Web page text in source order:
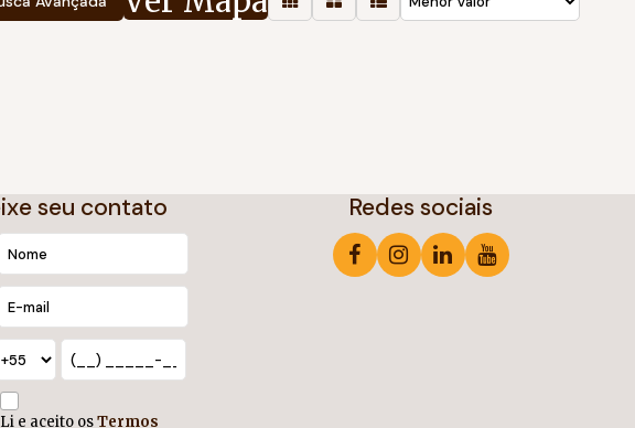
seu contato
Li e aceito osTermos
Redes sociais